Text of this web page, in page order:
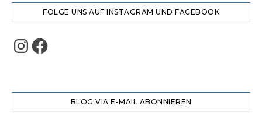
FOLGE UNS AUF INSTAGRAM UND FACEBOOK
Instagram
Facebook
BLOG VIA E-MAIL ABONNIEREN